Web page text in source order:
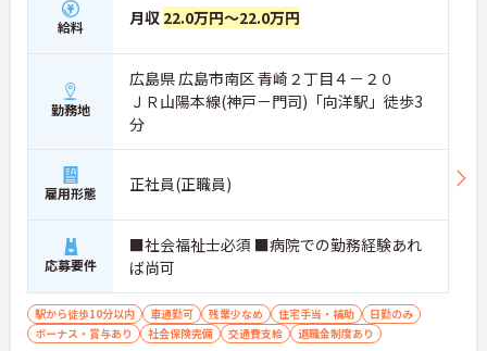
給料 月収 22.0万円～22.0万円
勤務地
広島県 広島市南区 青崎２丁目４－２０
ＪＲ山陽本線(神戸－門司)「向洋駅」徒歩3
分
雇用形態 正社員(正職員)
応募要件
■社会福祉士必須 ■病院での勤務経験あれ
ば尚可
駅から徒歩10分以内 車通勤可 残業少なめ 住宅手当・補助
日勤のみ
ボーナス・賞与あり
社会保険完備 交通費支給 退職金制度あり